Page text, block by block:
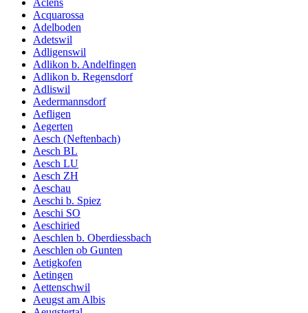
Acquarossa
Adelboden
Adetswil
Adligenswil
Adlikon b. Andelfingen
Adlikon b. Regensdorf
Adliswil
Aedermannsdorf
Aefligen
Aegerten
Aesch (Neftenbach)
Aesch BL
Aesch LU
Aesch ZH
Aeschau
Aeschi b. Spiez
Aeschi SO
Aeschiried
Aeschlen b. Oberdiessbach
Aeschlen ob Gunten
Aetigkofen
Aetingen
Aettenschwil
Aeugst am Albis